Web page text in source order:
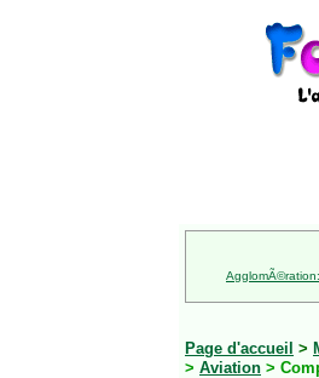
Page d'accueil >
> Aviation >